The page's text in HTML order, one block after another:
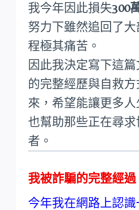
我今年因此損失300
努力下雖然追回了
程極其痛苦。
因此我決定寫下這
的完整經歷與自救方
來，希望能讓更多人
也幫助那些正在尋
者。
我被詐騙的完整經過
今年我在網路上認識